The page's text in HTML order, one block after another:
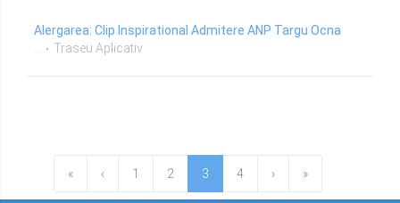
Alergarea: Clip Inspirational Admitere ANP Targu Ocna
Traseu Aplicativ
« ‹ 1 2 3 4 › »